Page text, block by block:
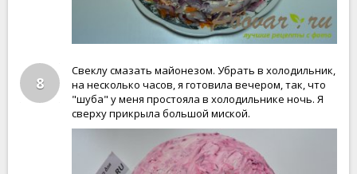
8
Свеклу смазать майонезом. Убрать в холодильник,
на несколько часов, я готовила вечером, так, что
"шуба" у меня простояла в холодильнике ночь. Я
сверху прикрыла большой миской.